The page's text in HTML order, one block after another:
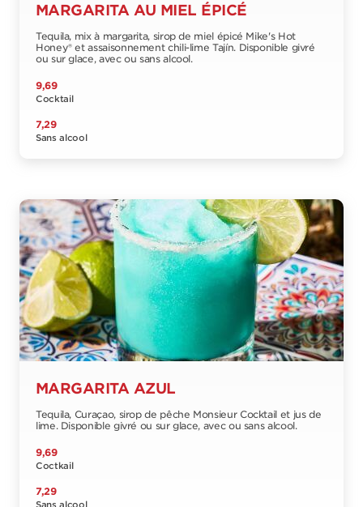
MARGARITA AU MIEL ÉPICÉ
Tequila, mix à margarita, sirop de miel épicé Mike's Hot
Honey® et assaisonnement chili-lime Tajín. Disponible givré
ou sur glace, avec ou sans alcool.
9,69
Cocktail
7,29
Sans alcool
MARGARITA AZUL
Tequila, Curaçao, sirop de pêche Monsieur Cocktail et jus de
lime. Disponible givré ou sur glace, avec ou sans alcool.
9,69
Coctkail
7,29
Sans alcool